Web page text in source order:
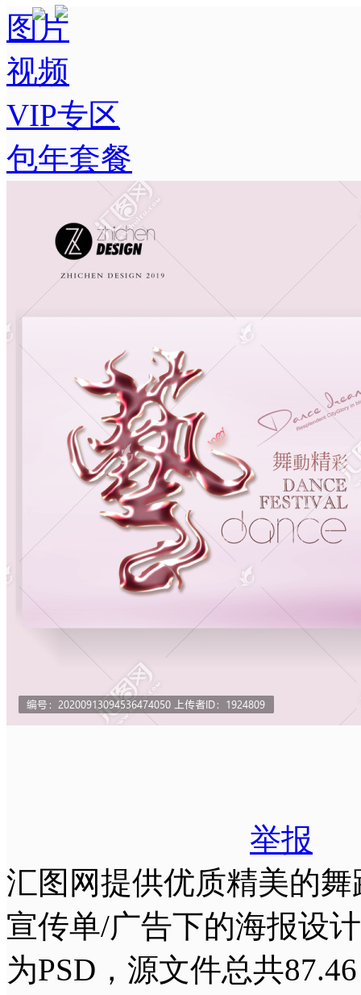
图片
视频
VIP专区
包年套餐
举报
汇图网提供优质精美的
宣传单/广告下的海报设
为PSD，源文件总共